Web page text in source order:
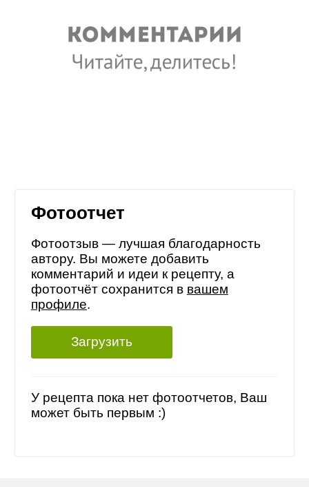
Фотоотчет
Фотоотзыв — лучшая благодарность
автору. Вы можете добавить
комментарий и идеи к рецепту, а
фотоотчёт сохранится в вашем
профиле.
Загрузить
У рецепта пока нет фотоотчетов, Ваш
может быть первым :)